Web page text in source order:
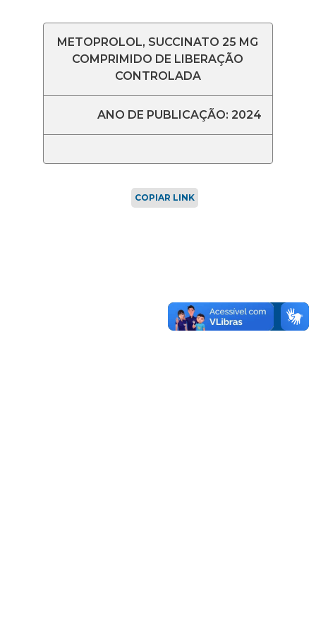
METOPROLOL, SUCCINATO 25 MG
COMPRIMIDO DE LIBERAÇÃO
CONTROLADA
ANO DE PUBLICAÇÃO: 2024
COPIAR LINK